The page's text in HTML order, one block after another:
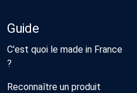
Guide
C'est quoi le made in France
?
Reconnaître un produit